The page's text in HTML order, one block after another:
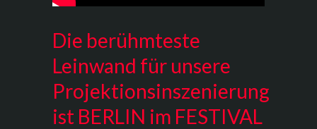
Die berühmteste
Leinwand für unsere
Projektionsinszenierung
ist BERLIN im FESTIVAL